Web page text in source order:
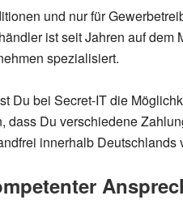
und nur für
ist seit Jahren auf dem
spezialisiert.
Du bei Secret-IT die
dass Du verschiedene
innerhalb Deutschlands